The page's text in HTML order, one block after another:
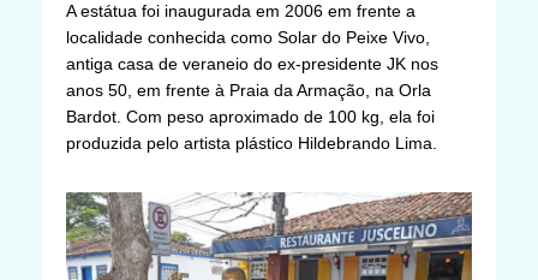
A estátua foi inaugurada em 2006 em frente a
localidade conhecida como Solar do Peixe Vivo,
antiga casa de veraneio do ex-presidente JK nos
anos 50, em frente à Praia da Armação, na Orla
Bardot. Com peso aproximado de 100 kg, ela foi
produzida pelo artista plástico Hildebrando Lima.